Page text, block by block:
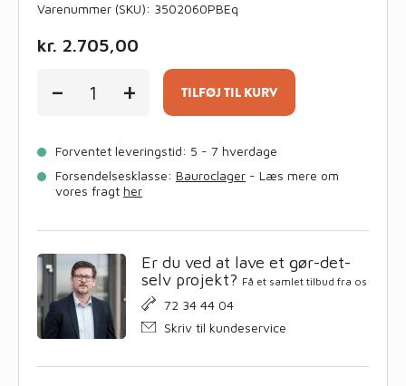
Varenummer (SKU): 3502060PBEq
kr. 2.705,00
-
ECOTERM+500 + TILFØJ TIL KURV
Forventet leveringstid: 5 - 7 hverdage
Forsendelsesklasse: Bauroclager - Læs mere om
vores fragt her
Er du ved at lave et gør-det-
selv projekt? Få et samlet tilbud fra os
72 34 44 04
Skriv til kundeservice